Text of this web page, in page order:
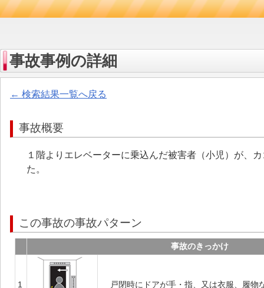
事故事例の詳細
← 検索結果一覧へ戻る
事故概要
１階よりエレベーターに乗込んだ被害者（小児）が、
た。
この事故の事故パターン
事故のきっかけ
1 戸閉時にドアが手・指、又は衣服、履